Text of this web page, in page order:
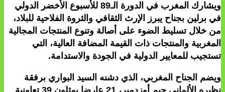
ويشارك المغرب في الدورة الـ89 للأسبوع الأخضر الدولي
في برلين بجناح يبرز الإرث الثقافي والثروة الفلاحية للبلاد،
من خلال تسليط الضوء على أصالة وتنوع المنتجات المجالية
المغربية والمنتجات ذات القيمة المضافة العالية، التي
تستجيب للمعايير الدولية في الجودة والاستدامة.
ويضم الجناح المغربي، الذي دشنه السيد البواري برفقة